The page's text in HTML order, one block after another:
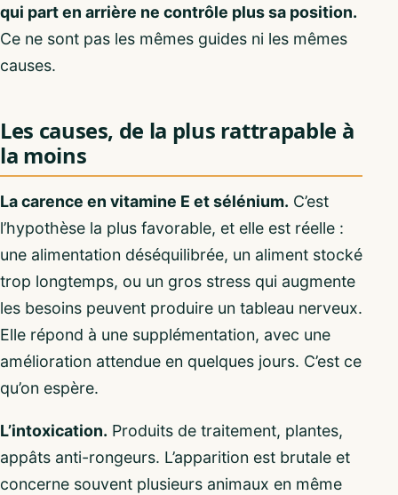
qui part en arrière ne contrôle plus sa position.
Ce ne sont pas les mêmes guides ni les mêmes
causes.
Les causes, de la plus rattrapable à
la moins
La carence en vitamine E et sélénium. C’est
l’hypothèse la plus favorable, et elle est réelle :
une alimentation déséquilibrée, un aliment stocké
trop longtemps, ou un gros stress qui augmente
les besoins peuvent produire un tableau nerveux.
Elle répond à une supplémentation, avec une
amélioration attendue en quelques jours. C’est ce
qu’on espère.
L’intoxication. Produits de traitement, plantes,
appâts anti-rongeurs. L’apparition est brutale et
concerne souvent plusieurs animaux en même